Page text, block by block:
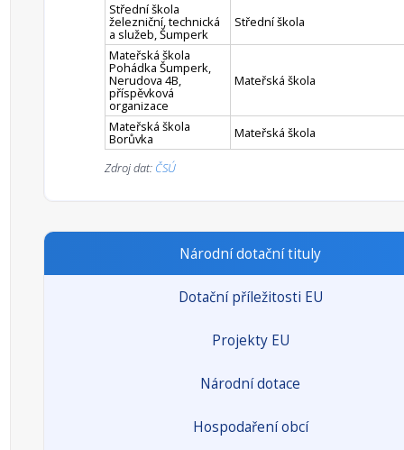
Střední škola
železniční, technická
a služeb, Šumperk
Střední škola
Mateřská škola
Pohádka Šumperk,
Nerudova 4B,
příspěvková
organizace
Mateřská škola
Mateřská škola
Borůvka Mateřská škola
Zdroj dat: ČSÚ
Národní dotační tituly
Dotační příležitosti EU
Projekty EU
Národní dotace
Hospodaření obcí